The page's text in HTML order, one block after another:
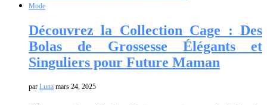
Mode
Découvrez la Collection Cage : Des
Bolas de Grossesse Élégants et
Singuliers pour Future Maman
par Luna mars 24, 2025